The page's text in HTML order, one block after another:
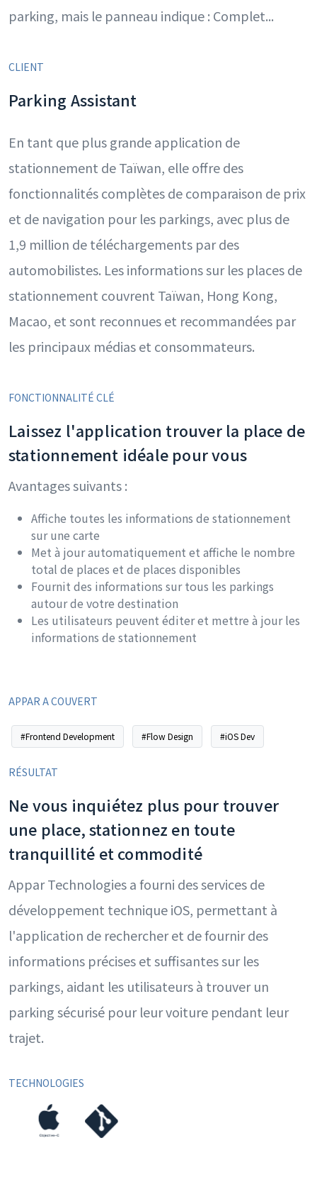
parking, mais le panneau indique : Complet...
CLIENT
Parking Assistant
En tant que plus grande application de
stationnement de Taïwan, elle offre des
fonctionnalités complètes de comparaison de prix
et de navigation pour les parkings, avec plus de
1,9 million de téléchargements par des
automobilistes. Les informations sur les places de
stationnement couvrent Taïwan, Hong Kong,
Macao, et sont reconnues et recommandées par
les principaux médias et consommateurs.
FONCTIONNALITÉ CLÉ
Laissez l'application trouver la place de
stationnement idéale pour vous
Avantages suivants :
Affiche toutes les informations de stationnement
sur une carte
Met à jour automatiquement et affiche le nombre
total de places et de places disponibles
Fournit des informations sur tous les parkings
autour de votre destination
Les utilisateurs peuvent éditer et mettre à jour les
informations de stationnement
APPAR A COUVERT
#Frontend Development #Flow Design #iOS Dev
RÉSULTAT
Ne vous inquiétez plus pour trouver
une place, stationnez en toute
tranquillité et commodité
Appar Technologies a fourni des services de
développement technique iOS, permettant à
l'application de rechercher et de fournir des
informations précises et suffisantes sur les
parkings, aidant les utilisateurs à trouver un
parking sécurisé pour leur voiture pendant leur
trajet.
TECHNOLOGIES